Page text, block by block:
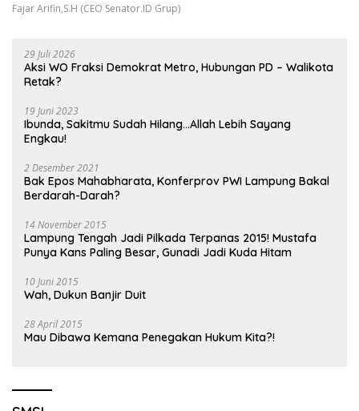
Fajar Arifin,S.H (CEO Senator.ID Grup)
29 Juli 2026
Aksi WO Fraksi Demokrat Metro, Hubungan PD – Walikota
Retak?
19 Juni 2023
Ibunda, Sakitmu Sudah Hilang…Allah Lebih Sayang
Engkau!
2 Desember 2021
Bak Epos Mahabharata, Konferprov PWI Lampung Bakal
Berdarah-Darah?
14 November 2015
Lampung Tengah Jadi Pilkada Terpanas 2015! Mustafa
Punya Kans Paling Besar, Gunadi Jadi Kuda Hitam
10 Juni 2015
Wah, Dukun Banjir Duit
28 April 2015
Mau Dibawa Kemana Penegakan Hukum Kita?!